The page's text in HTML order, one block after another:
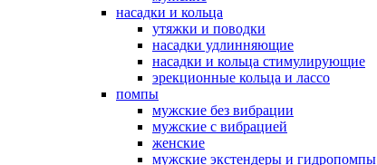
насадки и кольца
утяжки и поводки
насадки удлинняющие
насадки и кольца стимулирующие
эрекционные кольца и лассо
помпы
мужские без вибрации
мужские с вибрацией
женские
мужские экстендеры и гидропомпы